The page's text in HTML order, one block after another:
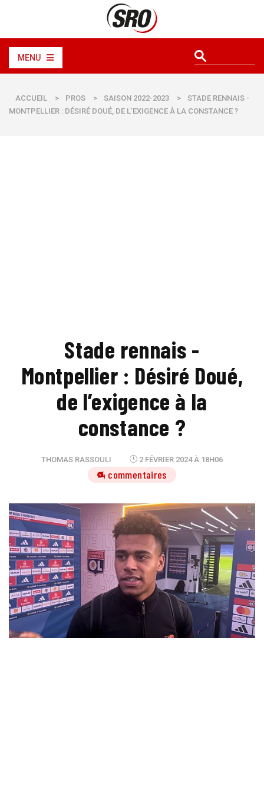
MENU
ACCUEIL > PROS > SAISON 2022-2023 >
STADE RENNAIS -
MONTPELLIER : DÉSIRÉ DOUÉ, DE L’EXIGENCE À LA CONSTANCE ?
Stade rennais -
Montpellier : Désiré Doué,
de l’exigence à la
constance ?
THOMAS RASSOULI 2 FÉVRIER 2024 À 18H06
4 commentaires